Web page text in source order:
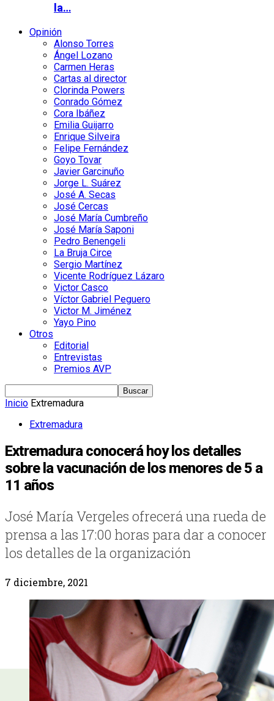
la…
Opinión
Alonso Torres
Ángel Lozano
Carmen Heras
Cartas al director
Clorinda Powers
Conrado Gómez
Cora Ibáñez
Emilia Guijarro
Enrique Silveira
Felipe Fernández
Goyo Tovar
Javier Garcinuño
Jorge L. Suárez
José A. Secas
José Cercas
José María Cumbreño
José María Saponi
Pedro Benengeli
La Bruja Circe
Sergio Martínez
Vicente Rodríguez Lázaro
Victor Casco
Víctor Gabriel Peguero
Victor M. Jiménez
Yayo Pino
Otros
Editorial
Entrevistas
Premios AVP
Inicio Extremadura
Extremadura
Extremadura conocerá hoy los detalles
sobre la vacunación de los menores de 5 a
11 años
José María Vergeles ofrecerá una rueda de
prensa a las 17:00 horas para dar a conocer
los detalles de la organización
7 diciembre, 2021